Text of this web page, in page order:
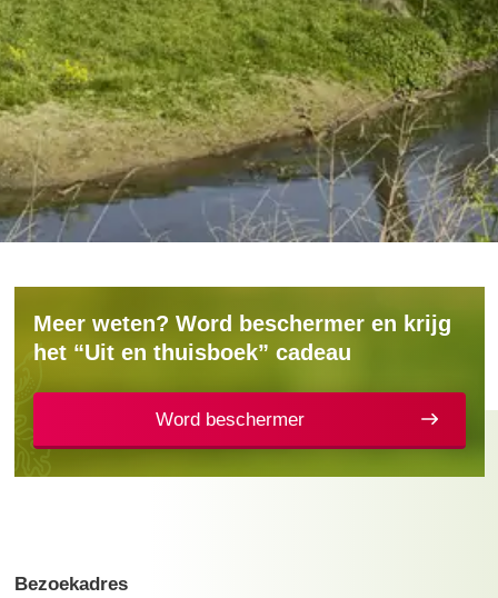
Meer weten? Word beschermer en krijg
het “Uit en thuisboek” cadeau
Word beschermer
Bezoekadres